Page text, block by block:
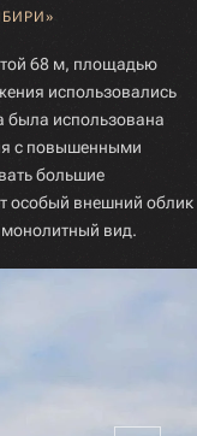
68 м, площадью
использовались
была использована
с повышенными
большие
особый внешний облик
монолитный вид.